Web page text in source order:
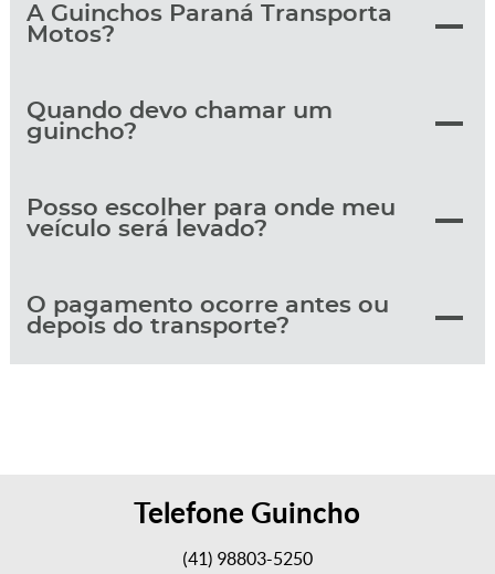
A Guinchos Paraná Transporta
Motos?
Quando devo chamar um
guincho?
Posso escolher para onde meu
veículo será levado?
O pagamento ocorre antes ou
depois do transporte?
Telefone Guincho
(41) 98803-5250